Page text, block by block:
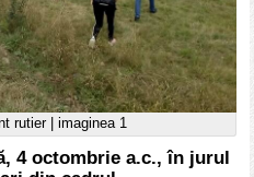
rutier | imaginea 1
4 octombrie a.c., în jurul